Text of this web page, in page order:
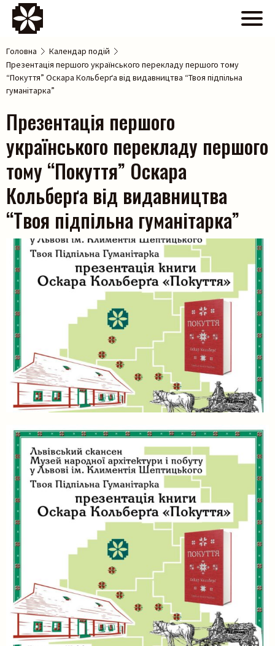
Головна
Календар подій
Презентація першого українського перекладу першого тому
“Покуття” Оскара Кольберґа від видавництва “Твоя підпільна
гуманітарка”
Презентація першого
українського перекладу першого
тому “Покуття” Оскара
Кольберґа від видавництва
“Твоя підпільна гуманітарка”